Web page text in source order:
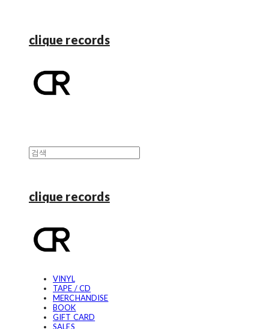
clique records
clique records
VINYL
TAPE / CD
MERCHANDISE
BOOK
GIFT CARD
SALES